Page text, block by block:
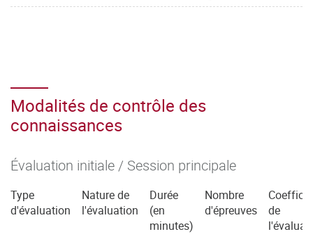
Modalités de contrôle des
connaissances
Évaluation initiale / Session principale
Type
d'évaluation
Nature de
l'évaluation
Durée
(en
minutes)
Nombre
d'épreuves
de